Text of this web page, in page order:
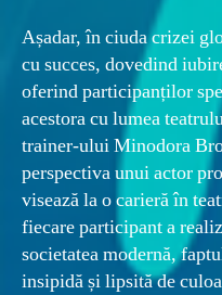
Așadar, în ciuda crizei
cu succes, dovedind
oferind participanților
acestora cu lumea
trainer-ului Minodora
perspectiva unui actor
visează la o carieră în
fiecare participant a
societatea modernă,
insipidă și lipsită de